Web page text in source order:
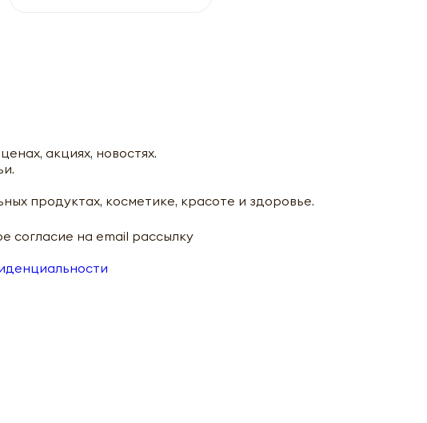
акциях, новостях.
продуктах, косметике, красоте и здоровье.
согласие на email рассылку